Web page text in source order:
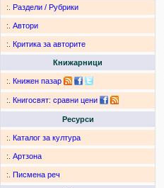
:. Раздели / Рубрики
:. Автори
:. Критика за авторите
Книжарници
:. Книжен пазар
:. Книгосвят: сравни цени
Ресурси
:. Каталог за култура
:. Артзона
:. Писмена реч